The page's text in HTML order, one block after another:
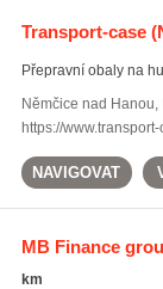
Transport-case
Přepravní obaly na
Němčice nad Hanou,
https://
NAVIGOVAT
MB Finance
km